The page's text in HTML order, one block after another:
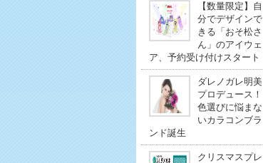
【数量限定】自
分でデザインで
きる「おそ松さ
ん」のアイウェ
ア、予約受け付けスタート
ダレノガレ明美
プロデュース！
色選びに悩まな
いカラコンブラ
ンド誕生
クリスマスプレ